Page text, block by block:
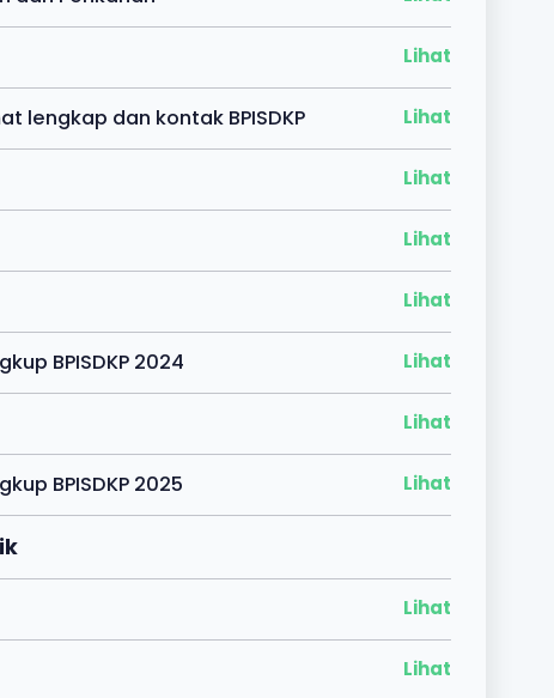
Lihat
lengkap dan kontak BPISDKP Lihat
Lihat
Lihat
Lihat
BPISDKP 2024 Lihat
Lihat
BPISDKP 2025 Lihat
Lihat
Lihat